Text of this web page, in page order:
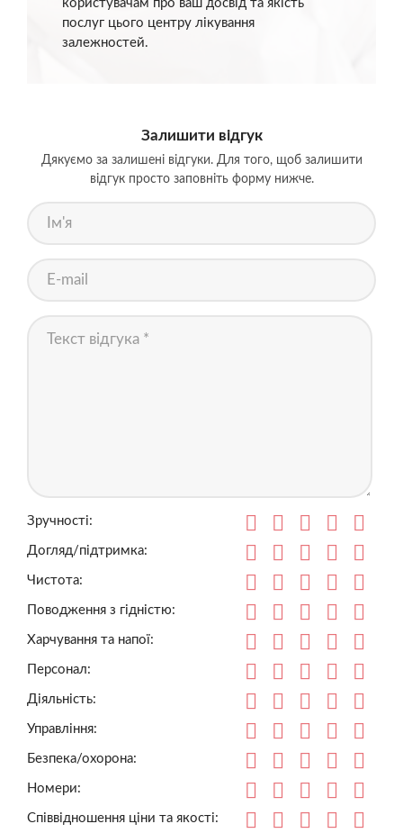
користувачам про ваш досвід та якість
послуг цього центру лікування
залежностей.
Залишити відгук
Дякуємо за залишені відгуки. Для того, щоб залишити
відгук просто заповніть форму нижче.
Зручності:
Догляд/підтримка:
Чистота:
Поводження з гідністю:
Харчування та напої:
Персонал:
Діяльність:
Управління:
Безпека/охорона:
Номери:
Співвідношення ціни та якості: